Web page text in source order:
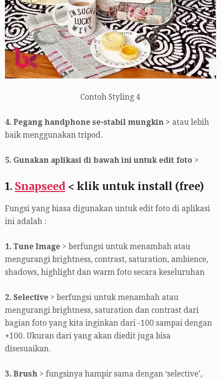
Contoh Styling 4
4. Pegang handphone se-stabil mungkin > atau lebih
baik menggunakan tripod.
5. Gunakan aplikasi di bawah ini untuk edit foto >
1. Snapseed < klik untuk install (free)
Fungsi yang biasa digunakan untuk edit foto di aplikasi
ini adalah :
1. Tune Image > berfungsi untuk menambah atau
mengurangi brightness, contrast, saturation, ambience,
shadows, highlight dan warm foto secara keseluruhan
2. Selective > berfungsi untuk menambah atau
mengurangi brightness, saturation dan contrast dari
bagian foto yang kita inginkan dari -100 sampai dengan
+100. Ukuran dari yang akan diedit juga bisa
disesuaikan.
3. Brush > fungsinya hampir sama dengan ‘selective’,